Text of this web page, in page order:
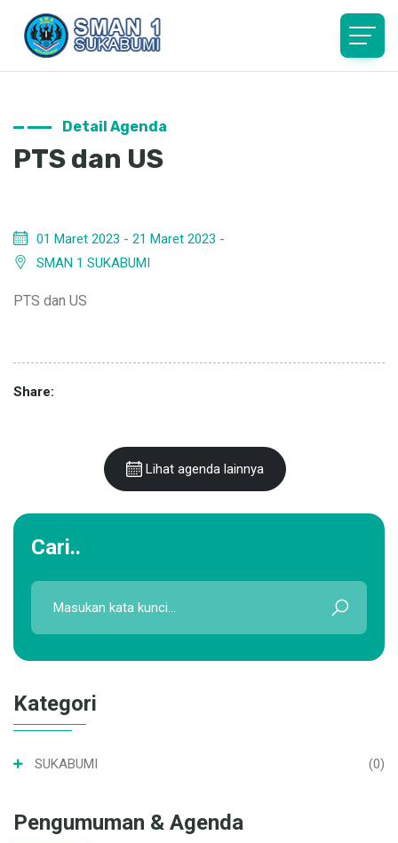
Detail Agenda
PTS dan US
01 Maret 2023 - 21 Maret 2023 -
SMAN 1 SUKABUMI
PTS dan US
Share:
Lihat agenda lainnya
Cari..
Kategori
SUKABUMI (0)
Pengumuman & Agenda